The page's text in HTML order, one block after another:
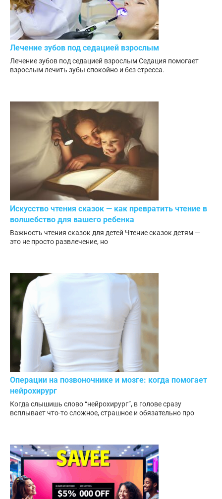
Лечение зубов под седацией взрослым
Лечение зубов под седацией взрослым Седация помогает
взрослым лечить зубы спокойно и без стресса.
Искусство чтения сказок — как превратить чтение в
волшебство для вашего ребенка
Важность чтения сказок для детей Чтение сказок детям —
это не просто развлечение, но
Операции на позвоночнике и мозге: когда помогает
нейрохирург
Когда слышишь слово “нейрохирург”, в голове сразу
всплывает что-то сложное, страшное и обязательно про